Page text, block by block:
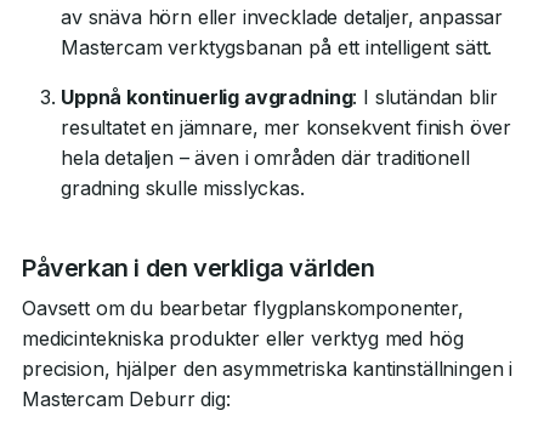
av snäva hörn eller invecklade detaljer, anpassar
Mastercam verktygsbanan på ett intelligent sätt.
Uppnå kontinuerlig avgradning: I slutändan blir
resultatet en jämnare, mer konsekvent finish över
hela detaljen – även i områden där traditionell
gradning skulle misslyckas.
Påverkan i den verkliga världen
Oavsett om du bearbetar flygplanskomponenter,
medicintekniska produkter eller verktyg med hög
precision, hjälper den asymmetriska kantinställningen i
Mastercam Deburr dig: